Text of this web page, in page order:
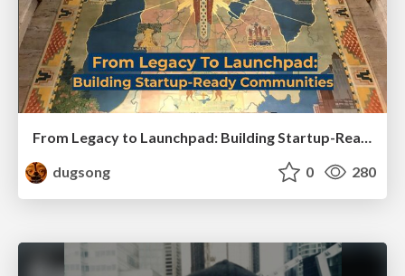
From Legacy to Launchpad: Building Startup-Ready Communities
dugsong
0 280